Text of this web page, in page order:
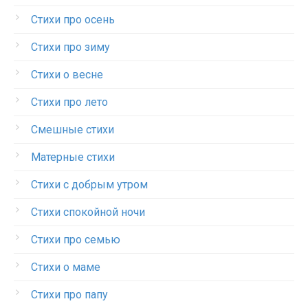
Стихи про осень
Стихи про зиму
Стихи о весне
Стихи про лето
Смешные стихи
Матерные стихи
Стихи с добрым утром
Стихи спокойной ночи
Стихи про семью
Стихи о маме
Стихи про папу